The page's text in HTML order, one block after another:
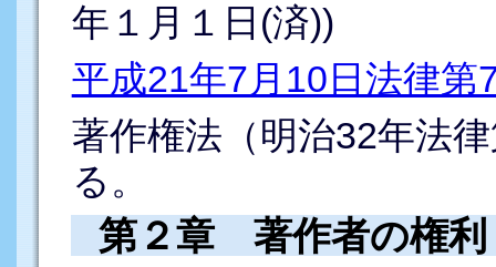
年１月１日(済))
平成21年7月10日法律第
著作権法（明治32年法
る。
第２章 著作者の権利